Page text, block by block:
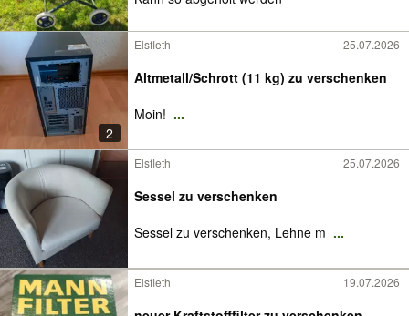
2
Elsfleth 25.07.2026
Altmetall/Schrott (11 kg) zu verschenken
Moin! ...
Elsfleth 25.07.2026
Sessel zu verschenken
Sessel zu verschenken, Lehne m ...
Elsfleth 19.07.2026